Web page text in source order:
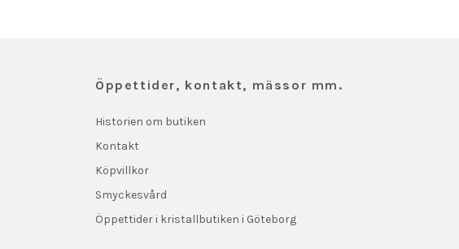
Öppettider, kontakt, mässor mm.
Historien om butiken
Kontakt
Köpvillkor
Smyckesvård
Öppettider i kristallbutiken i Göteborg